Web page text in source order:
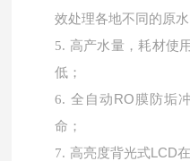
效处理各地不同的原水
5. 高产水量，耗材使
低；
6. 全自动RO膜防垢
命；
7. 高亮度背光式LCD